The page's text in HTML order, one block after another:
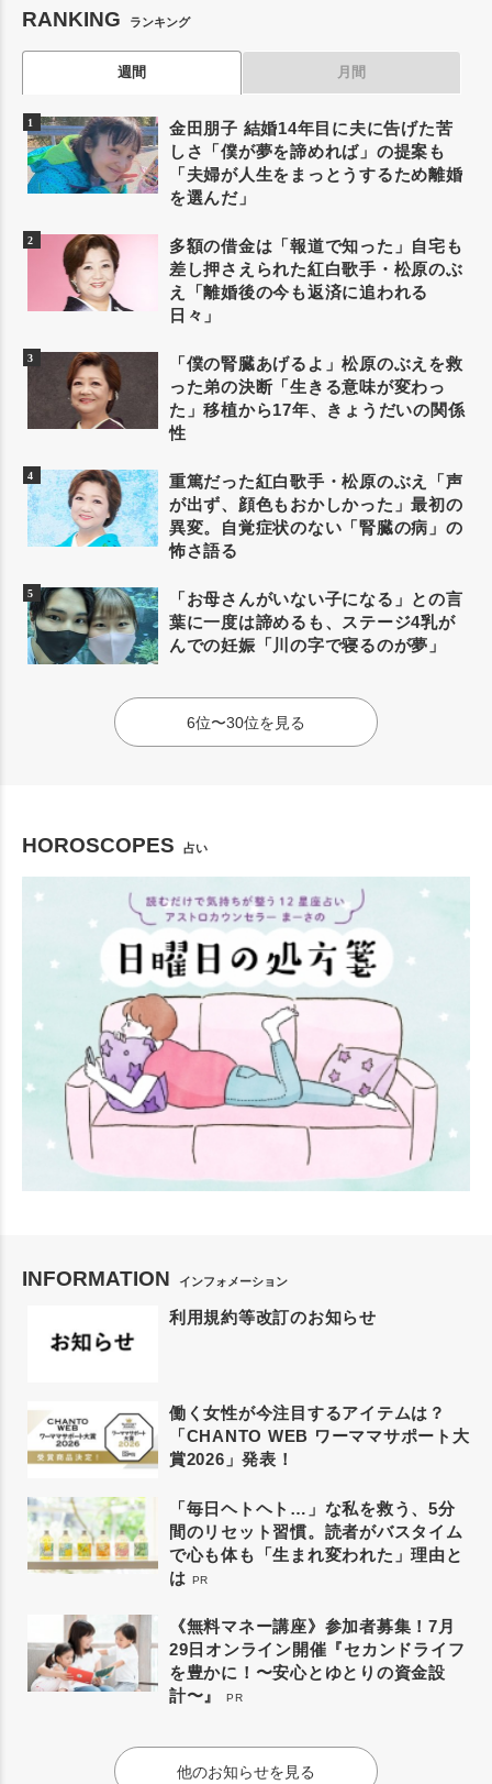
RANKING ランキング
週間 月間
金田朋子 結婚14年目に夫に告げた苦
しさ「僕が夢を諦めれば」の提案も
「夫婦が人生をまっとうするため離婚
を選んだ」
多額の借金は「報道で知った」自宅も
差し押さえられた紅白歌手・松原のぶ
え「離婚後の今も返済に追われる
日々」
「僕の腎臓あげるよ」松原のぶえを救
った弟の決断「生きる意味が変わっ
た」移植から17年、きょうだいの関係
性
重篤だった紅白歌手・松原のぶえ「声
が出ず、顔色もおかしかった」最初の
異変。自覚症状のない「腎臓の病」の
怖さ語る
「お母さんがいない子になる」との言
葉に一度は諦めるも、ステージ4乳が
んでの妊娠「川の字で寝るのが夢」
6位〜30位を見る
HOROSCOPES 占い
INFORMATION インフォメーション
利用規約等改訂のお知らせ
働く女性が今注目するアイテムは？
「CHANTO WEB ワーママサポート大
賞2026」発表！
「毎日ヘトヘト…」な私を救う、5分
間のリセット習慣。読者がバスタイム
で心も体も「生まれ変われた」理由と
は PR
《無料マネー講座》参加者募集！7月
29日オンライン開催『セカンドライフ
を豊かに！〜安心とゆとりの資金設
計〜』
PR
他のお知らせを見る